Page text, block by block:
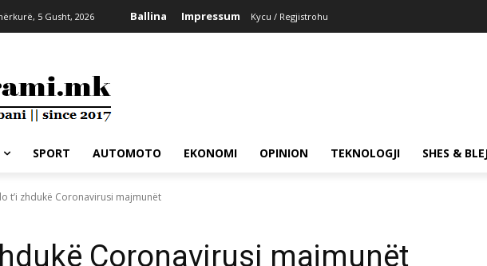
5 Gusht, 2026 Ballina Impressum Kycu / Regjistrohu
SPORT AUTOMOTO EKONOMI OPINION TEKNOLOGJI SHES &
t’i zhdukë Coronavirusi majmunët
Coronavirusi majmunët